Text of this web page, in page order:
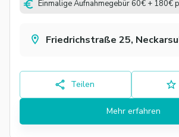
Friedrichstraße 25,
Teilen
Mehr erfahren